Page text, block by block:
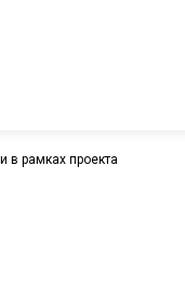
в рамках проекта